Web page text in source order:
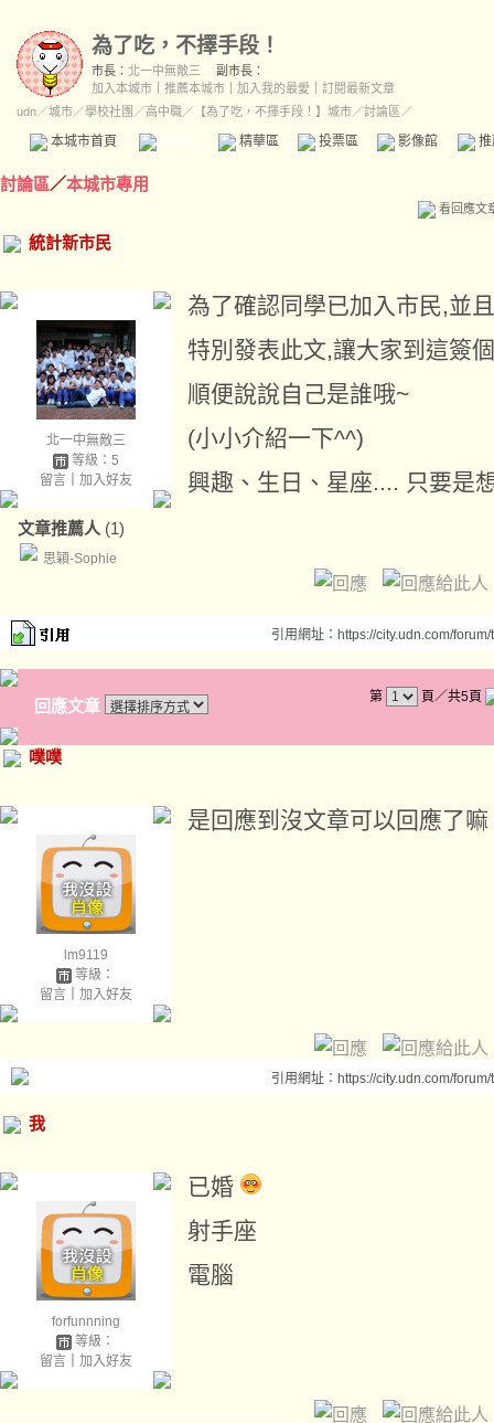
為了吃，不擇手段！
市長： 北一中無敵三
副市長：
加入本城市
推薦本城市 加入我的最愛
訂閱最新文章
udn／城市／學校社團 ／高中職／ 【為了吃，不擇手段！】城市／討論區／
本城市首頁 精華區 投票區 影像館
討論區／本城市專用
看回應文
統計新市民
北一中無敵三
等級：5
留言｜ 加入好友
文章推薦人 (1)
思穎-Sophie
為了確認同學已加入市民,並
特別發表此文,讓大家到這簽
順便說說自己是誰哦~
(小小介紹一下^^)
興趣、生日、星座.... 只要是
引用網址：https://city.udn.com/
回應文章 第 頁／共5頁
噗噗
lm9119
等級：
留言｜ 加入好友
是回應到沒文章可以回應了嘛
引用網址：https://city.udn.com/
我
forfunnning
等級：
留言｜ 加入好友
已婚
射手座
電腦